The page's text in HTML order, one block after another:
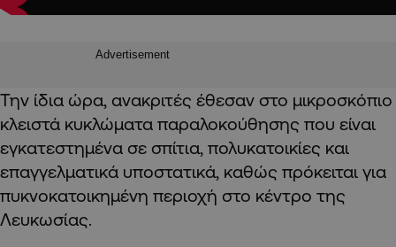
Advertisement
Την ίδια ώρα, ανακριτές έθεσαν στο μικροσκόπιο
κλειστά κυκλώματα παραλοκούθησης που είναι
εγκατεστημένα σε σπίτια, πολυκατοικίες και
επαγγελματικά υποστατικά, καθώς πρόκειται για
πυκνοκατοικημένη περιοχή στο κέντρο της
Λευκωσίας.